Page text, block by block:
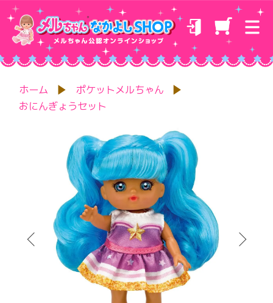
ホーム
ポケットメルちゃん
おにんぎょうセット